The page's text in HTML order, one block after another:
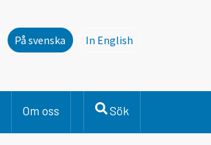
På svenska
In English
Om oss Sök